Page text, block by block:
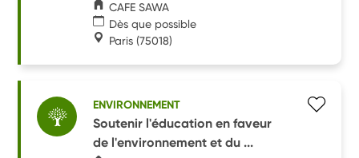
CAFE SAWA
Dès que possible
Paris (75018)
ENVIRONNEMENT
Soutenir l'éducation en faveur
de l'environnement et du ...